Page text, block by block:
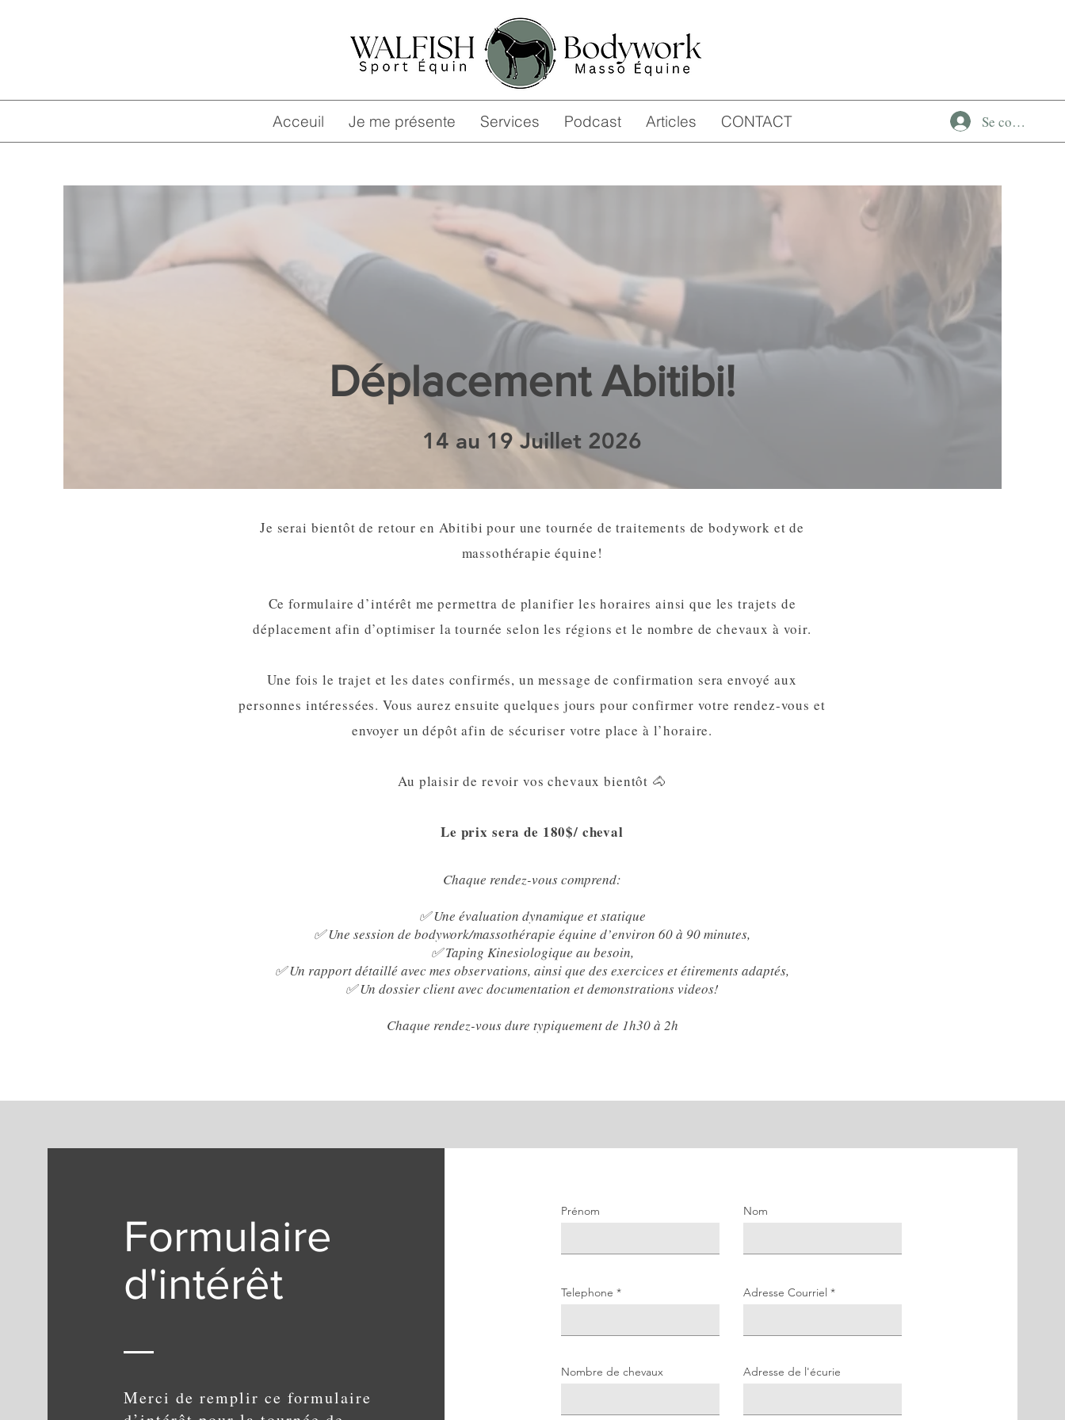
Acceuil Je me présente Services Podcast Articles CONTACT Se connecter
Déplacement Abitibi!
14 au 19 Juillet 2026
Je serai bientôt de retour en Abitibi pour une tournée de traitements de bodywork et de
massothérapie équine!
Ce formulaire d’intérêt me permettra de planifier les horaires ainsi que les trajets de
déplacement afin d’optimiser la tournée selon les régions et le nombre de chevaux à voir.
Une fois le trajet et les dates confirmés, un message de confirmation sera envoyé aux
personnes intéressées. Vous aurez ensuite quelques jours pour confirmer votre rendez-vous et
envoyer un dépôt afin de sécuriser votre place à l’horaire.
Au plaisir de revoir vos chevaux bientôt 🐴
Le prix sera de 180$/ cheval
Chaque rendez-vous comprend:
✅ Une évaluation dynamique et statique
✅ Une session de bodywork/massothérapie équine d’environ 60 à 90 minutes,
✅ Taping Kinesiologique au besoin,
✅ Un rapport détaillé avec mes observations, ainsi que des exercices et étirements adaptés,
✅ Un dossier client avec documentation et demonstrations videos!
Chaque rendez-vous dure typiquement de 1h30 à 2h
Formulaire
d'intérêt
Merci de remplir ce formulaire
Prénom Nom
Telephone Adresse Courriel
Nombre de chevaux Adresse de l'écurie